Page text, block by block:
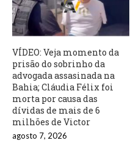
VÍDEO: Veja momento da
prisão do sobrinho da
advogada assasinada na
Bahia; Cláudia Félix foi
morta por causa das
dívidas de mais de 6
milhões de Victor
agosto 7, 2026